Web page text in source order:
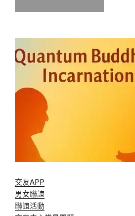
交友APP
男女聯誼
聯誼活動